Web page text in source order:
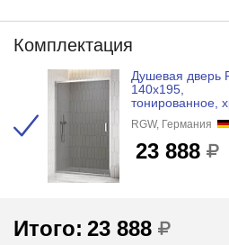
Комплектация
Душевая дверь
140x195,
тонированное,
RGW, Германия
23 888
Итого: 23 888